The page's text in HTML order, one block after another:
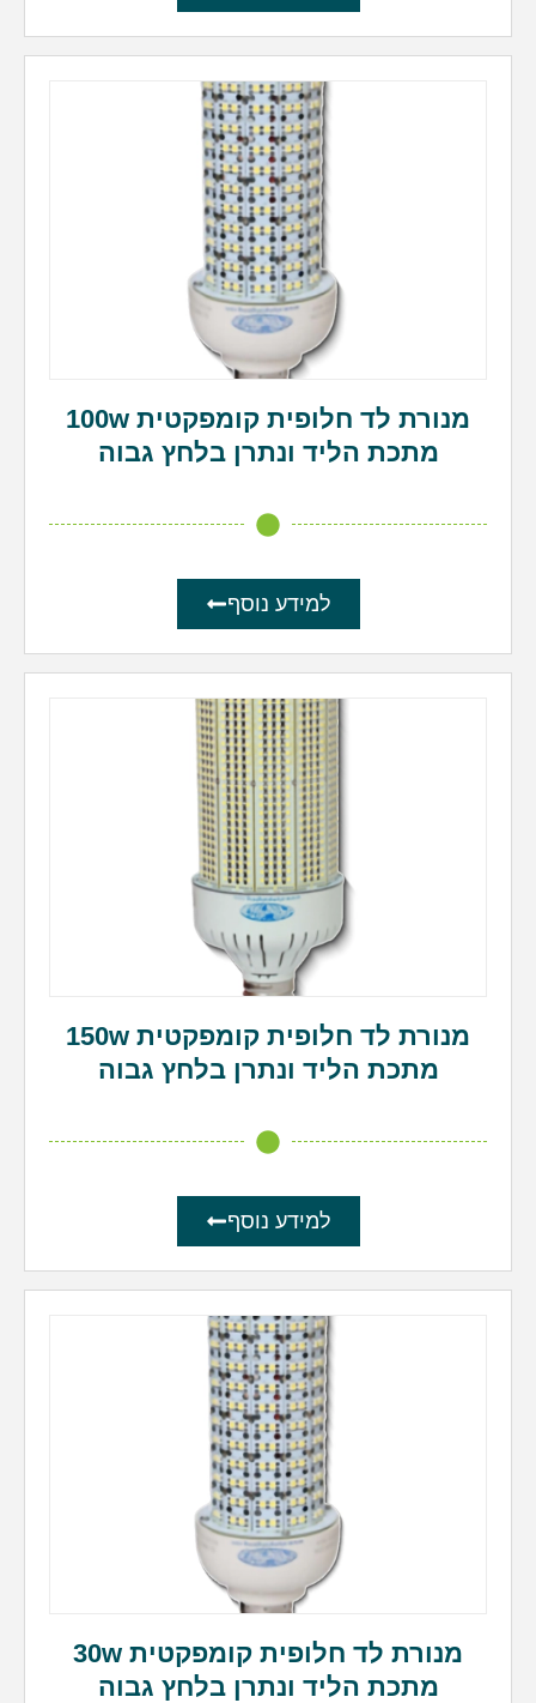
מנורת לד חלופית קומפקטית 100w
מתכת הליד ונתרן בלחץ גבוה
למידע נוסף
מנורת לד חלופית קומפקטית 150w
מתכת הליד ונתרן בלחץ גבוה
למידע נוסף
מנורת לד חלופית קומפקטית 30w
מתכת הליד ונתרן בלחץ גבוה